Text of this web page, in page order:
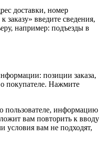
доставки, номер
введите сведения,
например: подъезды в
позиции заказа,
покупателе. Нажмите
пользователе, информацию
вам повторить к вводу
условия вам не подходят,